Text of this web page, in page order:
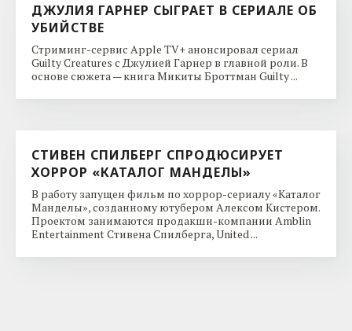
ДЖУЛИЯ ГАРНЕР СЫГРАЕТ В СЕРИАЛЕ ОБ
УБИЙСТВЕ
Стриминг-сервис Apple TV+ анонсировал сериал
Guilty Creatures с Джулией Гарнер в главной роли. В
основе сюжета — книга Микиты Броттман Guilty ...
СТИВЕН СПИЛБЕРГ СПРОДЮСИРУЕТ
ХОРРОР «КАТАЛОГ МАНДЕЛЫ»
В работу запущен фильм по хоррор-сериалу «Каталог
Манделы», созданному ютубером Алексом Кистером.
Проектом занимаются продакшн-компании Amblin
Entertainment Стивена Спилберга, United ...